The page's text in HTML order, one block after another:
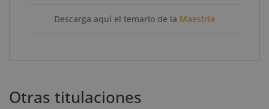
Descarga aquí el temario de la Maestría
Otras titulaciones